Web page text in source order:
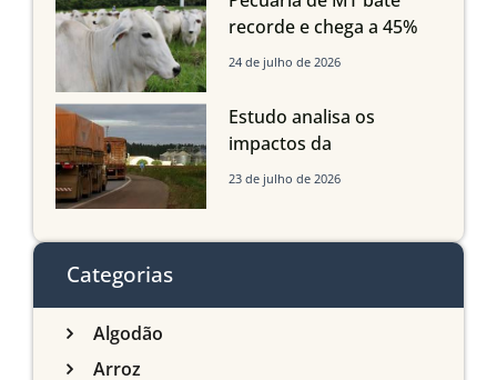
recorde e chega a 45%
dos bovinos abatidos
24 de julho de 2026
Estudo analisa os
impactos da
infraestrutura logística
do Sul
23 de julho de 2026
Categorias
Algodão
Arroz